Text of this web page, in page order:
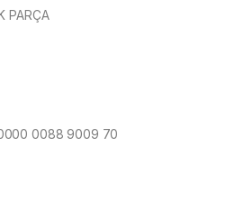
PARÇA
0000 0088 9009 70